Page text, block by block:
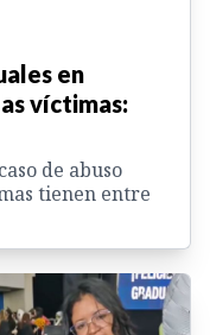
en
víctimas:
de abuso
tienen entre